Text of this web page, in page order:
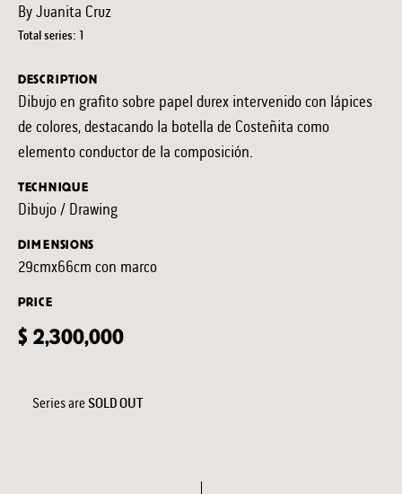
By Juanita Cruz
Total series: 1
DESCRIPTION
Dibujo en grafito sobre papel durex intervenido con lápices
de colores, destacando la botella de Costeñita como
elemento conductor de la composición.
TECHNIQUE
Dibujo / Drawing
DIMENSIONS
29cmx66cm con marco
PRICE
$ 2,300,000
Series areSOLD OUT